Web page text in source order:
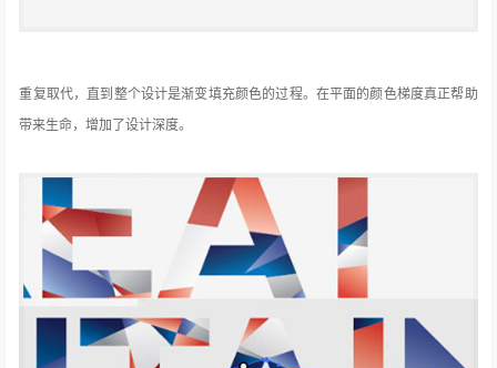
重复取代，直到整个设计是渐变填充颜色的过程。在平面的颜色梯度真正帮助
带来生命，增加了设计深度。